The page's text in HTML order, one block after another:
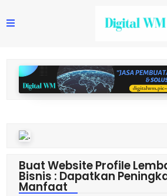
Buat Website Profile
Bisnis : Dapatkan
Manfaat